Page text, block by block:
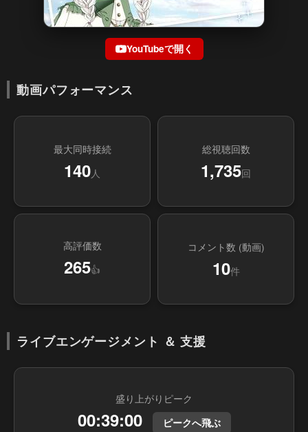
YouTubeで開く
動画パフォーマンス
最大同時接続
140人
総視聴回数
1,735回
高評価数
265👍
コメント数 (動画)
10件
ライブエンゲージメント ＆ 支援
盛り上がりピーク
00:39:00 ピークへ飛ぶ